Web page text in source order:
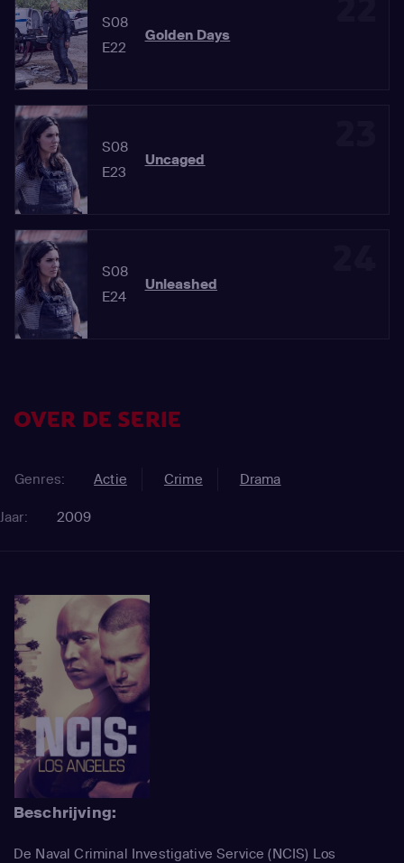
S08
E22
Golden Days
S08
E23
Uncaged
S08
E24
Unleashed
OVER DE SERIE
Genres: Actie Crime Drama
Jaar: 2009
Beschrijving:
De Naval Criminal Investigative Service (NCIS) Los